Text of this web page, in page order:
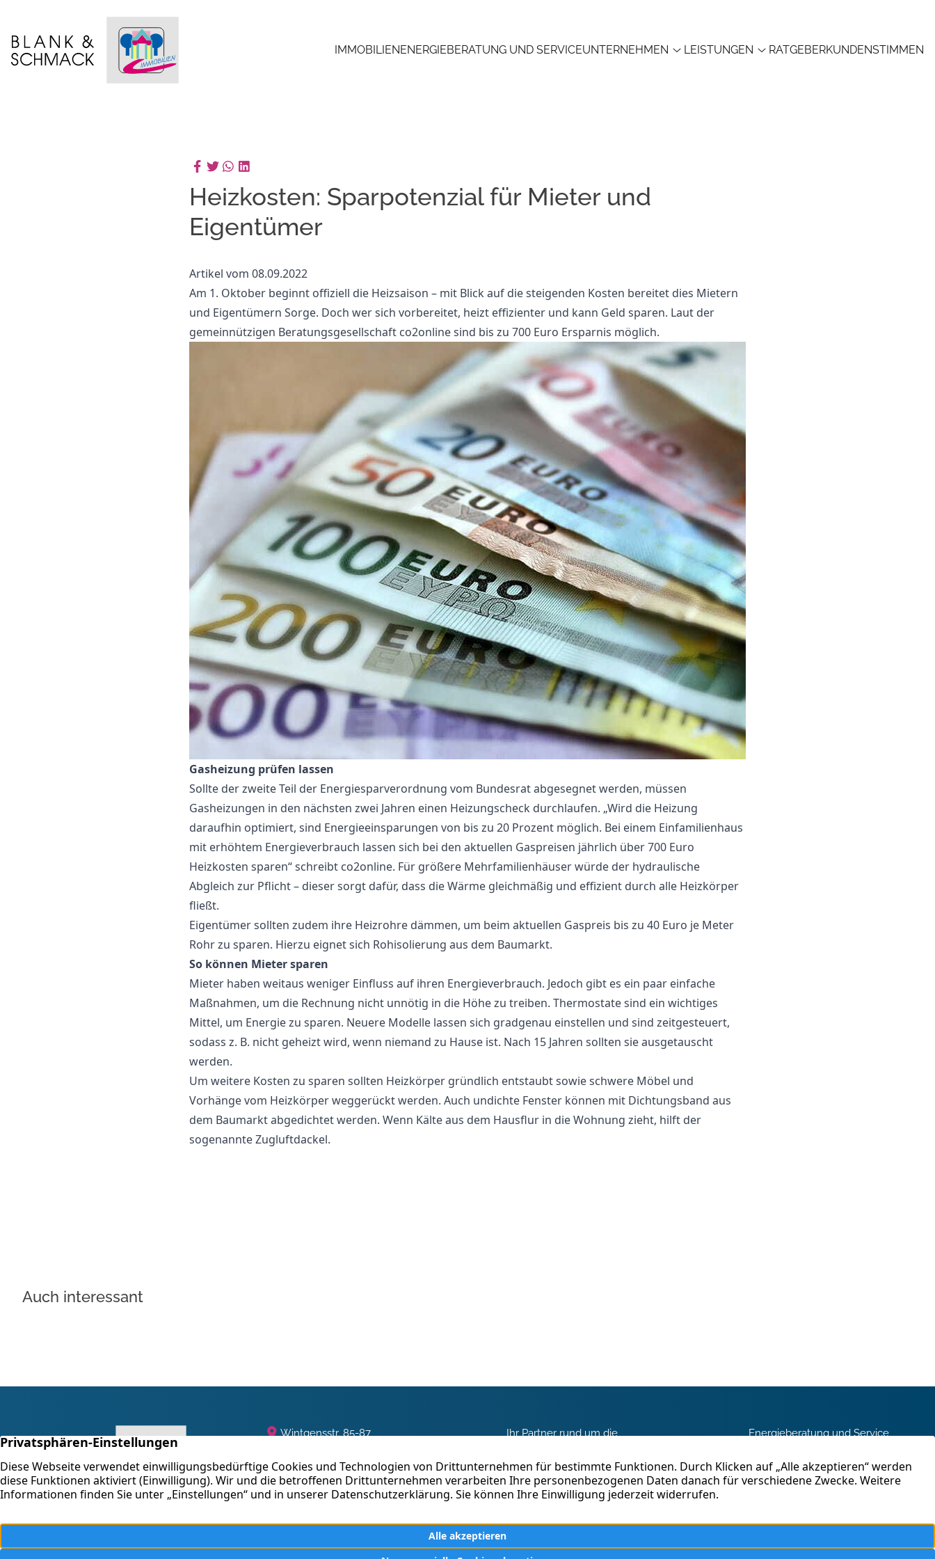
IMMOBILIENENERGIEBERATUNG UND SERVICEUNTERNEHMEN LEISTUNGEN RATGEBERKUNDENSTIMMEN
Heizkosten: Sparpotenzial für Mieter und
Eigentümer
Artikel vom 08.09.2022
Am 1. Oktober beginnt offiziell die Heizsaison – mit Blick auf die steigenden Kosten bereitet dies Mietern
und Eigentümern Sorge. Doch wer sich vorbereitet, heizt effizienter und kann Geld sparen. Laut der
gemeinnützigen Beratungsgesellschaft co2online sind bis zu 700 Euro Ersparnis möglich.
Gasheizung prüfen lassen
Sollte der zweite Teil der Energiesparverordnung vom Bundesrat abgesegnet werden, müssen
Gasheizungen in den nächsten zwei Jahren einen Heizungscheck durchlaufen. „Wird die Heizung
daraufhin optimiert, sind Energieeinsparungen von bis zu 20 Prozent möglich. Bei einem Einfamilienhaus
mit erhöhtem Energieverbrauch lassen sich bei den aktuellen Gaspreisen jährlich über 700 Euro
Heizkosten sparen“ schreibt co2online. Für größere Mehrfamilienhäuser würde der hydraulische
Abgleich zur Pflicht – dieser sorgt dafür, dass die Wärme gleichmäßig und effizient durch alle Heizkörper
fließt.
Eigentümer sollten zudem ihre Heizrohre dämmen, um beim aktuellen Gaspreis bis zu 40 Euro je Meter
Rohr zu sparen. Hierzu eignet sich Rohisolierung aus dem Baumarkt.
So können Mieter sparen
Mieter haben weitaus weniger Einfluss auf ihren Energieverbrauch. Jedoch gibt es ein paar einfache
Maßnahmen, um die Rechnung nicht unnötig in die Höhe zu treiben. Thermostate sind ein wichtiges
Mittel, um Energie zu sparen. Neuere Modelle lassen sich gradgenau einstellen und sind zeitgesteuert,
sodass z. B. nicht geheizt wird, wenn niemand zu Hause ist. Nach 15 Jahren sollten sie ausgetauscht
werden.
Um weitere Kosten zu sparen sollten Heizkörper gründlich entstaubt sowie schwere Möbel und
Vorhänge vom Heizkörper weggerückt werden. Auch undichte Fenster können mit Dichtungsband aus
dem Baumarkt abgedichtet werden. Wenn Kälte aus dem Hausflur in die Wohnung zieht, hilft der
sogenannte Zugluftdackel.
Auch interessant
Wintgensstr. 85-87
+49 203 3018960
Ihr Partner rund um die
Betreuung von Immobilien in
Duisburg. Seit fast 40 Jahren
erfolgreich in der
Energieberatung und Service
Immobilienbewertung